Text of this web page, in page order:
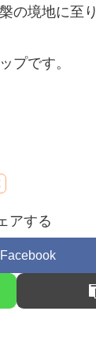
の境地に至り
プです。
アする
Facebook